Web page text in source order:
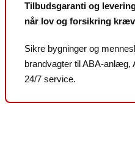
Tilbudsgaranti og
når lov og forsikring
Sikre bygninger og
brandvagter til ABA-anlæg,
24/7 service.